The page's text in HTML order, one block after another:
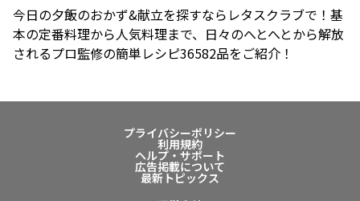
今日の夕飯のおかず&献立を探すならレタスクラブで！基
本の定番料理から人気料理まで、日々のへとへとから解放
されるプロ監修の簡単レシピ36582品をご紹介！
プライバシーポリシー
利用規約
ヘルプ・サポート
広告掲載について
最新トピックス